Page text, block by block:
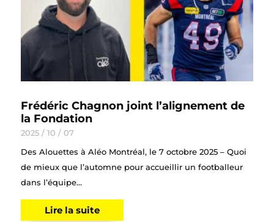
Frédéric Chagnon joint l’alignement de
la Fondation
2025 / 10 / 07
Des Alouettes à Aléo Montréal, le 7 octobre 2025 – Quoi
de mieux que l’automne pour accueillir un footballeur
dans l’équipe...
Lire la suite